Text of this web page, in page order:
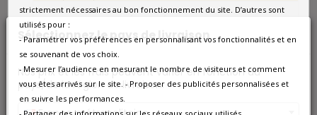
Sélectionnez le pays de livraison
Nos prix et les frais peuvent varier en fonction du
pays/de la région de livraison.
DOMAINE DU PRÉ SEMELÉ SANCERRE ROUGE 2019
DOMAINE LES HAUTES NOËLLES GALÉNÉE GROLLEAU
NOIR IGP VAL DE LOIRE ROUGE 2021
COFFRET CADEAU VIN 3 BOUTEILLES
strictement nécessaires au bon fonctionnement du site. D’autres sont
utilisés pour :
- Paramétrer vos préférences en personnalisant vos fonctionnalités et en
se souvenant de vos choix.
- Mesurer l’audience en mesurant le nombre de visiteurs et comment
vous êtes arrivés sur le site. - Proposer des publicités personnalisées et
en suivre les performances.
- Partager des informations sur les réseaux sociaux utilisés.